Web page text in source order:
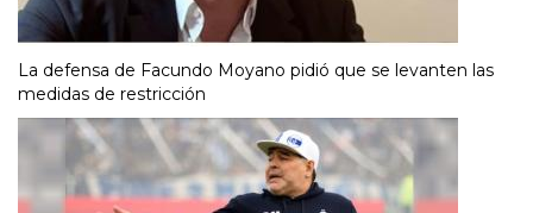
La defensa de Facundo Moyano pidió que se levanten las
medidas de restricción